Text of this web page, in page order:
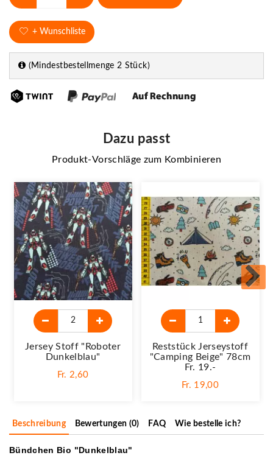
+ Wunschliste
(Mindestbestellmenge 2 Stück)
Dazu passt
Produkt-Vorschläge zum Kombinieren
Jersey Stoff "Roboter
Dunkelblau"
Fr. 2,60
Reststück Jerseystoff
"Camping Beige" 78cm
Fr. 19.-
Fr. 19,00
Beschreibung Bewertungen (0) FAQ Wie bestelle ich?
Bündchen Bio "Dunkelblau"